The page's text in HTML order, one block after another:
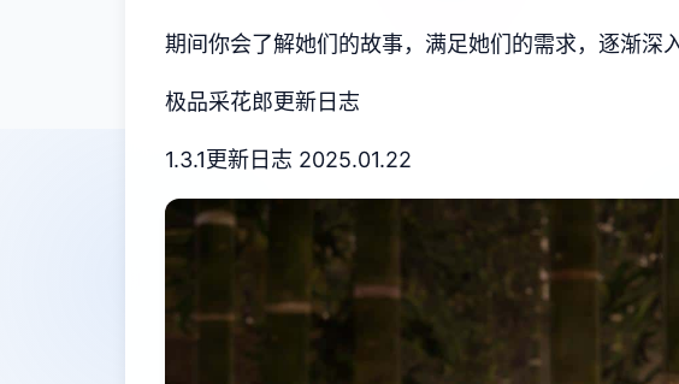
期间你会了解她们的故事，满足她们的需求，逐渐深
极品采花郎更新日志
1.3.1更新日志 2025.01.22